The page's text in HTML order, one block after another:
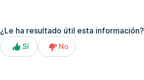
¿Le ha resultado útil esta información?
Sí No